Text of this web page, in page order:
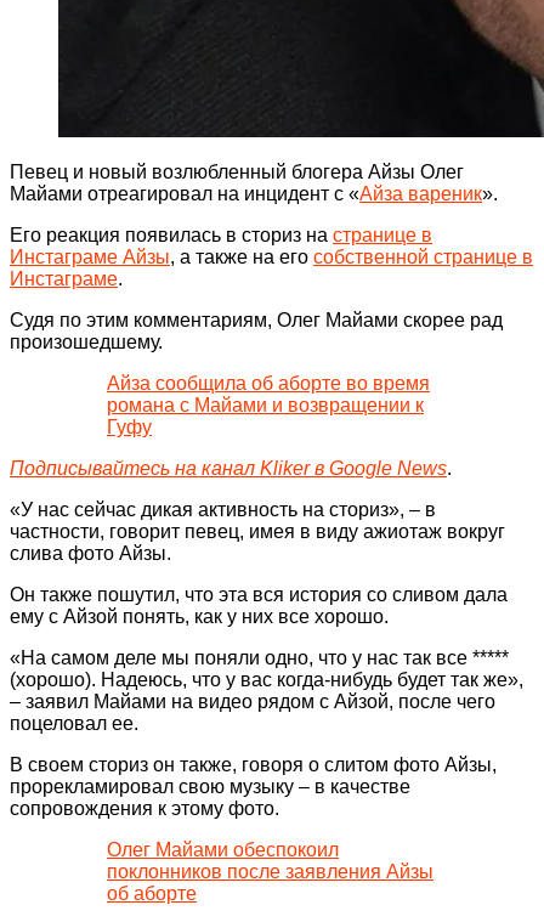
Певец и новый возлюбленный блогера Айзы Олег
Майами отреагировал на инцидент с «Айза вареник».
Его реакция появилась в сториз на странице в
Инстаграме Айзы, а также на его собственной странице в
Инстаграме.
Судя по этим комментариям, Олег Майами скорее рад
произошедшему.
Айза сообщила об аборте во время
романа с Майами и возвращении к
Гуфу
Подписывайтесь на канал Kliker в Google News.
«У нас сейчас дикая активность на сториз», – в
частности, говорит певец, имея в виду ажиотаж вокруг
слива фото Айзы.
Он также пошутил, что эта вся история со сливом дала
ему с Айзой понять, как у них все хорошо.
«На самом деле мы поняли одно, что у нас так все *****
(хорошо). Надеюсь, что у вас когда-нибудь будет так же»,
– заявил Майами на видео рядом с Айзой, после чего
поцеловал ее.
В своем сториз он также, говоря о слитом фото Айзы,
прорекламировал свою музыку – в качестве
сопровождения к этому фото.
Олег Майами обеспокоил
поклонников после заявления Айзы
об аборте